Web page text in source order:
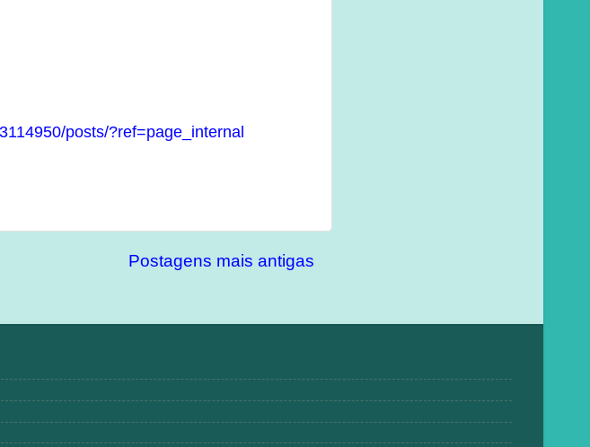
posts/?ref=page_internal
Postagens mais antigas